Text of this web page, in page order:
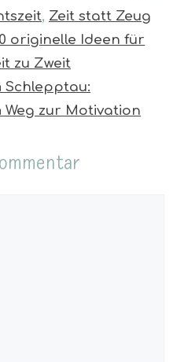
, Zeit statt Zeug
originelle Ideen für
zu Zweit
Schlepptau:
Weg zur Motivation